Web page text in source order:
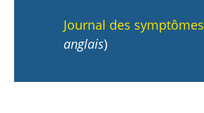
Journal des symptômes
anglais)